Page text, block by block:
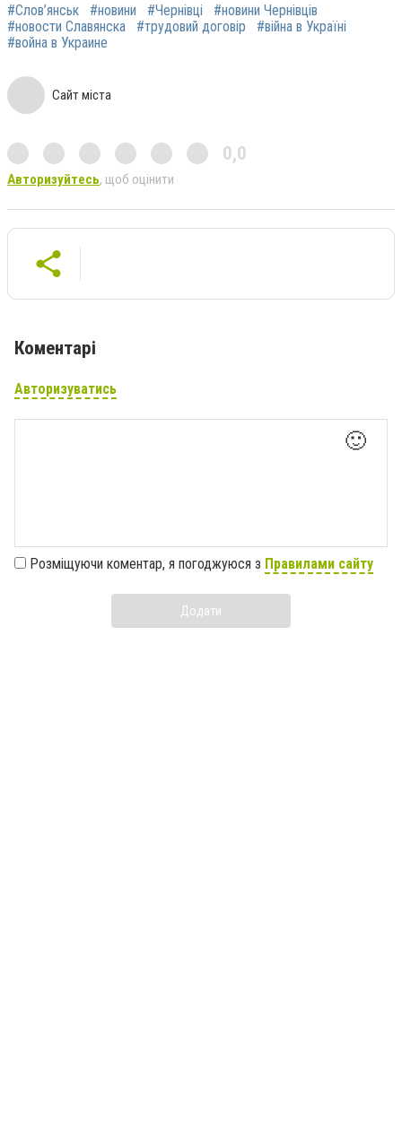
#Слов’янськ #новини #Чернівці
#новини Чернівців
#новости Славянска
#трудовий договір
#війна в Україні
#война в Украине
Сайт міста
0,0
Авторизуйтесь, щоб оцінити
Коментарі
Авторизуватись
🙂
Розміщуючи коментар, я погоджуюся з Правилами сайту
Додати